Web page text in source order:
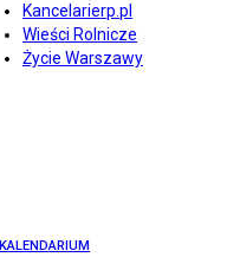
Kancelarierp.pl
Wieści Rolnicze
Życie Warszawy
KALENDARIUM